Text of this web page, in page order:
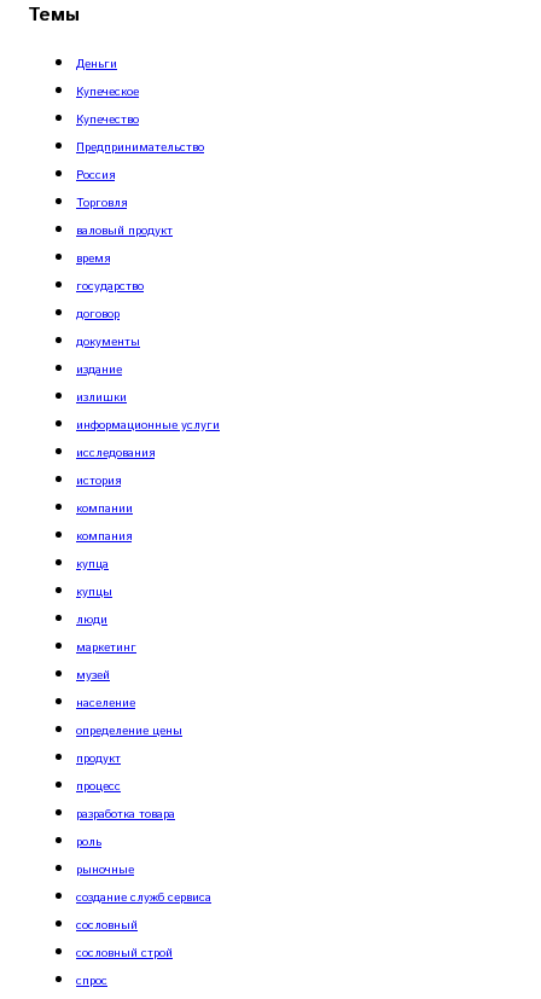
Темы
Деньги
Купеческое
Купечество
Предпринимательство
Россия
Торговля
валовый продукт
время
государство
договор
документы
издание
излишки
информационные услуги
исследования
история
компании
компания
купца
купцы
люди
маркетинг
музей
население
определение цены
продукт
процесс
разработка товара
роль
рыночные
создание служб сервиса
сословный
сословный строй
спрос